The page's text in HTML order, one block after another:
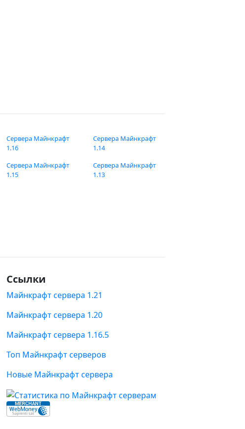
Сервера Майнкрафт
1.16
Сервера Майнкрафт
1.15
Сервера Майнкрафт
1.14
Сервера Майнкрафт
1.13
Ссылки
Майнкрафт сервера 1.21
Майнкрафт сервера 1.20
Майнкрафт сервера 1.16.5
Топ Майнкрафт серверов
Новые Майнкрафт сервера